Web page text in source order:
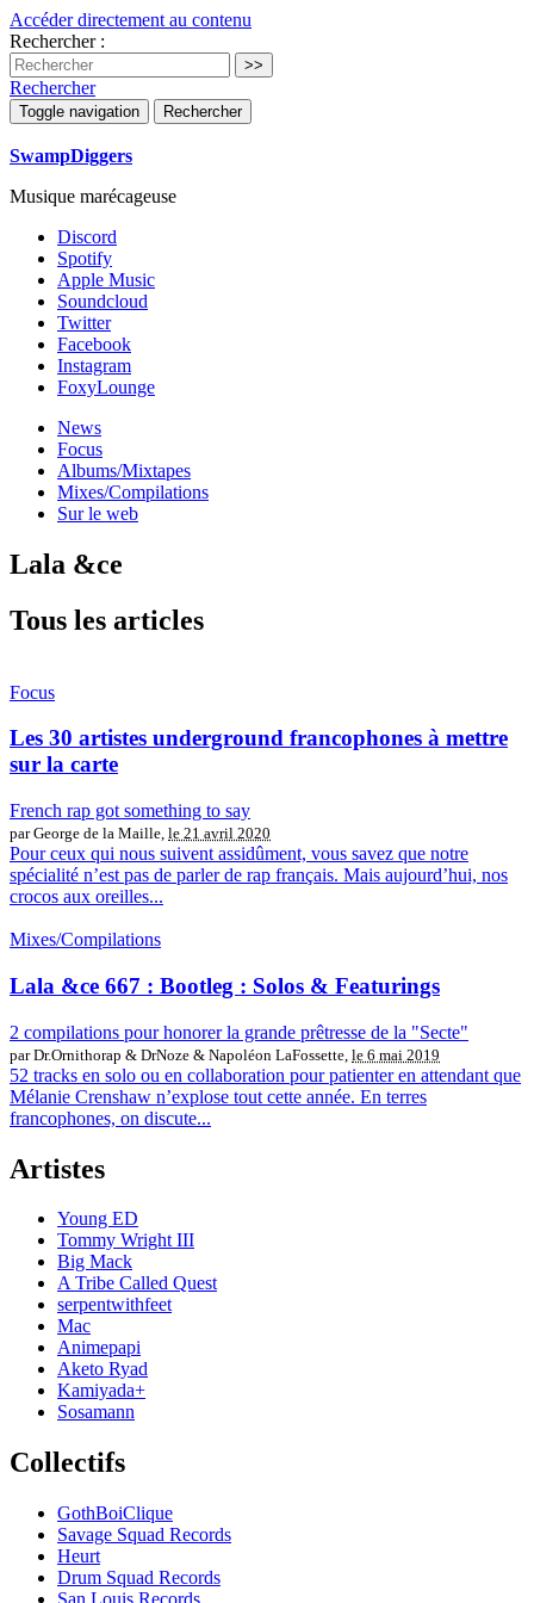
Accéder directement au contenu
Rechercher :
Rechercher
Toggle navigation Rechercher
SwampDiggers
Musique marécageuse
Discord
Spotify
Apple Music
Soundcloud
Twitter
Facebook
Instagram
FoxyLounge
News
Focus
Albums/Mixtapes
Mixes/Compilations
Sur le web
Lala &ce
Tous les articles
Focus
Les 30 artistes underground francophones à mettre
sur la carte
French rap got something to say
par George de la Maille, le 21 avril 2020
Pour ceux qui nous suivent assidûment, vous savez que notre
spécialité n’est pas de parler de rap français. Mais aujourd’hui, nos
crocos aux oreilles...
Mixes/Compilations
Lala &ce 667 : Bootleg : Solos & Featurings
2 compilations pour honorer la grande prêtresse de la "Secte"
par Dr.Ornithorap & DrNoze & Napoléon LaFossette, le 6 mai 2019
52 tracks en solo ou en collaboration pour patienter en attendant que
Mélanie Crenshaw n’explose tout cette année. En terres
francophones, on discute...
Artistes
Young ED
Tommy Wright III
Big Mack
A Tribe Called Quest
serpentwithfeet
Mac
Animepapi
Aketo Ryad
Kamiyada+
Sosamann
Collectifs
GothBoiClique
Savage Squad Records
Heurt
Drum Squad Records